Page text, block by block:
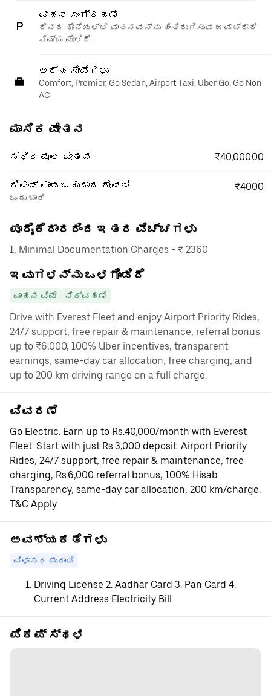
ವಾಹನ ಸಂಗ್ರಹಣೆ
ದಿನದ ಕೊನೆಯಲ್ಲಿ ವಾಹನವನ್ನು ಹಿಂತಿರುಗಿಸುವ ಜವಾಬ್ದಾರಿ
ನಿಮ್ಮ ಮೇಲಿದೆ.
ಅರ್ಹ ಸೇವೆಗಳು
Comfort, Premier, Go Sedan, Airport Taxi, Uber Go, Go Non
AC
ಮಾಸಿಕ ವೇತನ
ಸ್ಥಿರ ಮೂಲ ವೇತನ ₹40,000.00
ರಿಫಂಡ್ ಮಾಡಬಹುದಾದ ಠೇವಣಿ
ಒಂದು ಬಾರಿ
₹4000
ಪೂರೈಕೆದಾರರಿಂದ ಇತರ ವೆಚ್ಚಗಳು
1, Minimal Documentation Charges - ₹ 2360
ಇವುಗಳನ್ನು ಒಳಗೊಂಡಿದೆ
ವಾಹನ ವಿಮೆ ನಿರ್ವಹಣೆ
Drive with Everest Fleet and enjoy Airport Priority Rides,
24/7 support, free repair & maintenance, referral bonus
up to ₹6,000, 100% Uber incentives, transparent
earnings, same-day car allocation, free charging, and
up to 200 km driving range on a full charge.
ವಿವರಣೆ
Go Electric. Earn up to Rs.40,000/month with Everest
Fleet. Start with just Rs.3,000 deposit. Airport Priority
Rides, 24/7 support, free repair & maintenance, free
charging, Rs.6,000 referral bonus, 100% Hisab
Transparency, same-day car allocation, 200 km/charge.
T&C Apply.
ಅವಶ್ಯಕತೆಗಳು
ವಿಳಾಸದ ಪುರಾವೆ
Driving License 2. Aadhar Card 3. Pan Card 4.
Current Address Electricity Bill
ಪಿಕಪ್ ಸ್ಥಳ